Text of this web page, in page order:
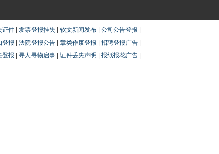
证件 发票登报挂失 软文新闻发布 公司公告登报
登报
法院登报公告 章类作废登报 招聘登报广告
登报
寻人寻物启事 证件丢失声明 报纸报花广告